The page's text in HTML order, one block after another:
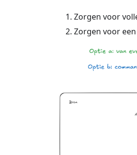
Zorgen voor
Zorgen voor